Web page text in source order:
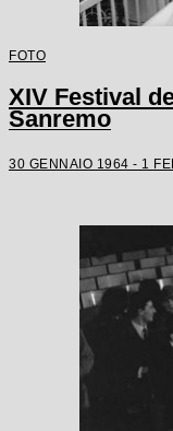
FOTO
XIV Festival
Sanremo
30 GENNAIO 1964 - 1